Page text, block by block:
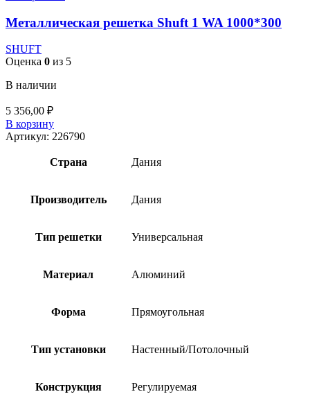
Металлическая решетка Shuft 1 WA 1000*300
SHUFT
Оценка 0 из 5
В наличии
5 356,00 ₽
В корзину
Артикул: 226790
Страна Дания
Производитель Дания
Тип решетки Универсальная
Материал Алюминий
Форма Прямоугольная
Тип установки Настенный/Потолочный
Конструкция Регулируемая